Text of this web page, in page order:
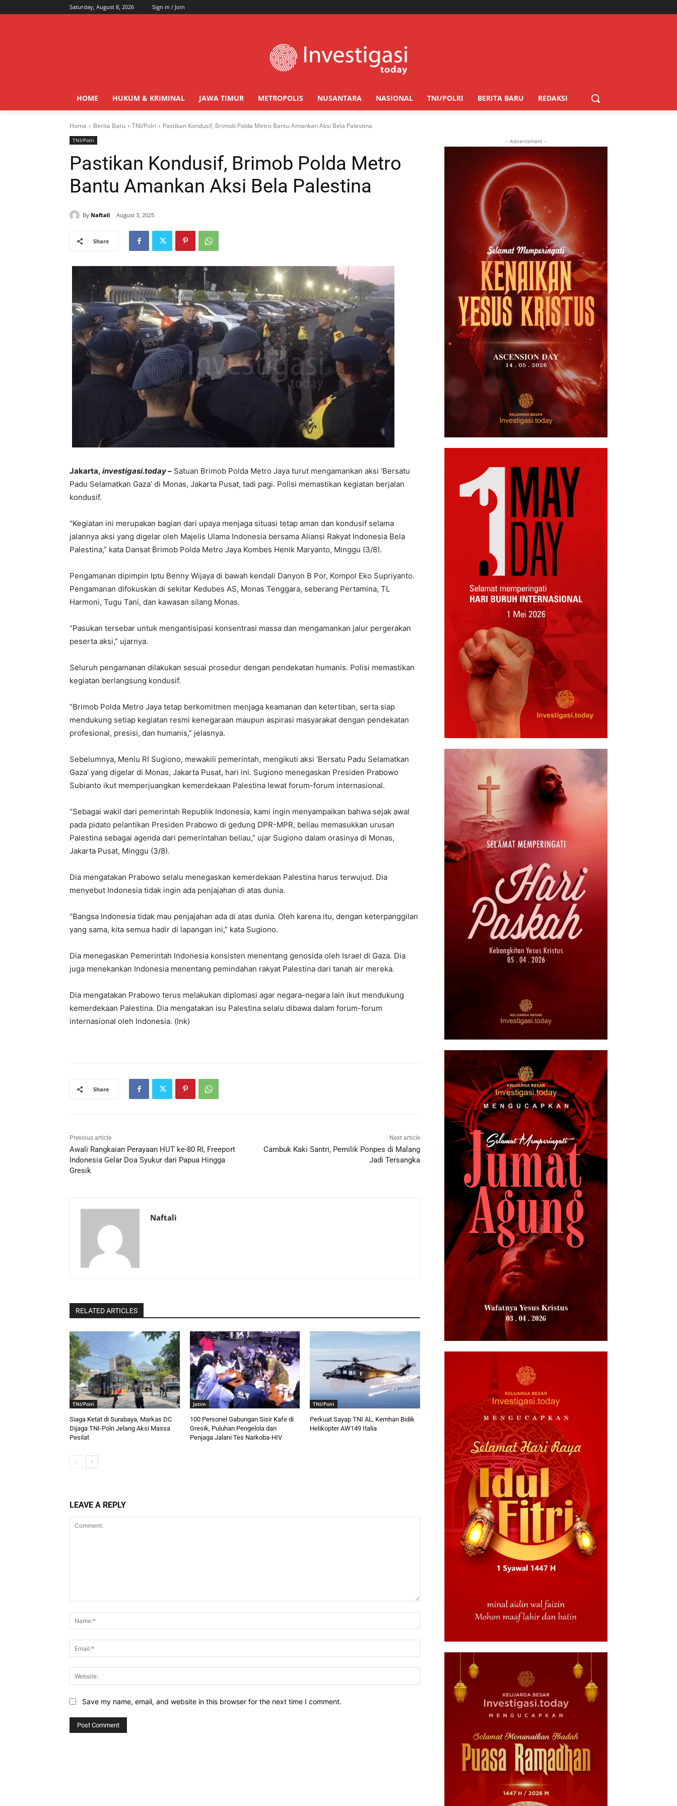
Saturday, August 8, 2026 Sign in / Join
HOME HUKUM & KRIMINAL JAWA TIMUR METROPOLIS NUSANTARA NASIONAL TNI/POLRI BERITA BARU REDAKSI
Home Berita Baru TNI/Polri Pastikan Kondusif, Brimob Polda Metro Bantu Amankan Aksi Bela Palestina
TNI/Polri
Pastikan Kondusif, Brimob Polda Metro
Bantu Amankan Aksi Bela Palestina
By Naftali August 3, 2025
Share
Jakarta, investigasi.today – Satuan Brimob Polda Metro Jaya turut mengamankan aksi ‘Bersatu
Padu Selamatkan Gaza’ di Monas, Jakarta Pusat, tadi pagi. Polisi memastikan kegiatan berjalan
kondusif.
“Kegiatan ini merupakan bagian dari upaya menjaga situasi tetap aman dan kondusif selama
jalannya aksi yang digelar oleh Majelis Ulama Indonesia bersama Aliansi Rakyat Indonesia Bela
Palestina,” kata Dansat Brimob Polda Metro Jaya Kombes Henik Maryanto, Minggu (3/8).
Pengamanan dipimpin Iptu Benny Wijaya di bawah kendali Danyon B Por, Kompol Eko Supriyanto.
Pengamanan difokuskan di sekitar Kedubes AS, Monas Tenggara, seberang Pertamina, TL
Harmoni, Tugu Tani, dan kawasan silang Monas.
“Pasukan tersebar untuk mengantisipasi konsentrasi massa dan mengamankan jalur pergerakan
peserta aksi,” ujarnya.
Seluruh pengamanan dilakukan sesuai prosedur dengan pendekatan humanis. Polisi memastikan
kegiatan berlangsung kondusif.
“Brimob Polda Metro Jaya tetap berkomitmen menjaga keamanan dan ketertiban, serta siap
mendukung setiap kegiatan resmi kenegaraan maupun aspirasi masyarakat dengan pendekatan
profesional, presisi, dan humanis,” jelasnya.
Sebelumnya, Menlu RI Sugiono, mewakili pemerintah, mengikuti aksi ‘Bersatu Padu Selamatkan
Gaza’ yang digelar di Monas, Jakarta Pusat, hari ini. Sugiono menegaskan Presiden Prabowo
Subianto ikut memperjuangkan kemerdekaan Palestina lewat forum-forum internasional.
“Sebagai wakil dari pemerintah Republik Indonesia, kami ingin menyampaikan bahwa sejak awal
pada pidato pelantikan Presiden Prabowo di gedung DPR-MPR, beliau memasukkan urusan
Palestina sebagai agenda dari pemerintahan beliau,” ujar Sugiono dalam orasinya di Monas,
Jakarta Pusat, Minggu (3/8).
Dia mengatakan Prabowo selalu menegaskan kemerdekaan Palestina harus terwujud. Dia
menyebut Indonesia tidak ingin ada penjajahan di atas dunia.
“Bangsa Indonesia tidak mau penjajahan ada di atas dunia. Oleh karena itu, dengan keterpanggilan
yang sama, kita semua hadir di lapangan ini,” kata Sugiono.
Dia menegaskan Pemerintah Indonesia konsisten menentang genosida oleh Israel di Gaza. Dia
juga menekankan Indonesia menentang pemindahan rakyat Palestina dari tanah air mereka.
Dia mengatakan Prabowo terus melakukan diplomasi agar negara-negara lain ikut mendukung
kemerdekaan Palestina. Dia mengatakan isu Palestina selalu dibawa dalam forum-forum
internasional oleh Indonesia. (Ink)
Share
Previous article
Awali Rangkaian Perayaan HUT ke-80 RI, Freeport
Indonesia Gelar Doa Syukur dari Papua Hingga
Gresik
Next article
Cambuk Kaki Santri, Pemilik Ponpes di Malang
Jadi Tersangka
Naftali
RELATED ARTICLES
TNI/Polri
Siaga Ketat di Surabaya, Markas DC
Dijaga TNI-Polri Jelang Aksi Massa
Pesilat
Jatim
100 Personel Gabungan Sisir Kafe di
Gresik, Puluhan Pengelola dan
Penjaga Jalani Tes Narkoba-HIV
TNI/Polri
Perkuat Sayap TNI AL, Kemhan Bidik
Helikopter AW149 Italia
LEAVE A REPLY
Save my name, email, and website in this browser for the next time I comment.
- Advertisment -